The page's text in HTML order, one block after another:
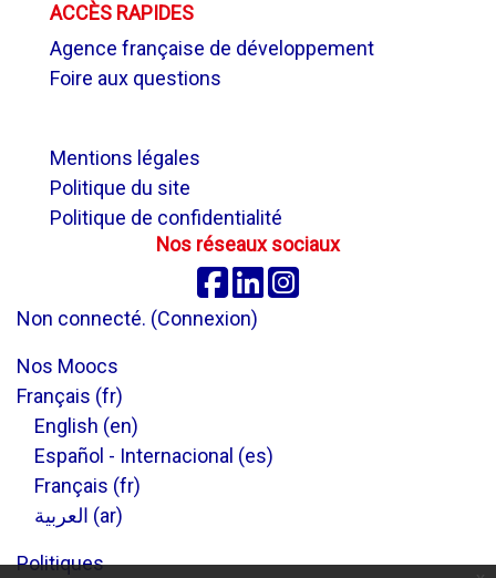
ACCÈS RAPIDES
Agence française de développement
Foire aux questions
Mentions légales
Politique du site
Politique de confidentialité
Nos réseaux sociaux
Facebook
Linkedin
Non connecté. (Connexion)
Nos Moocs
Français ‎(fr)‎
English ‎(en)‎
Español - Internacional ‎(es)‎
Français ‎(fr)‎
العربية ‎(ar)‎
Politiques